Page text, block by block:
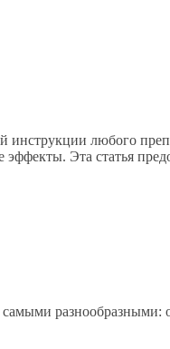
инструкции любого
эффекты. Эта статья
разнообразными: